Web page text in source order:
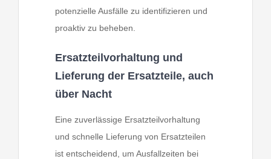
potenzielle Ausfälle zu identifizieren und
proaktiv zu beheben.
Ersatzteilvorhaltung und
Lieferung der Ersatzteile, auch
über Nacht
Eine zuverlässige Ersatzteilvorhaltung
und schnelle Lieferung von Ersatzteilen
ist entscheidend, um Ausfallzeiten bei